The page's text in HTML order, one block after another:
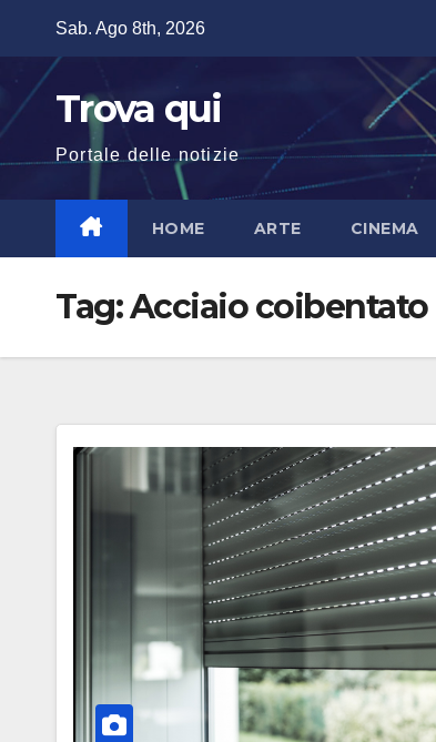
contenuto
Sab. Ago 8th, 2026
Trova qui
Portale delle notizie
HOME ARTE CINEMA
Tag:Acciaio coibentato